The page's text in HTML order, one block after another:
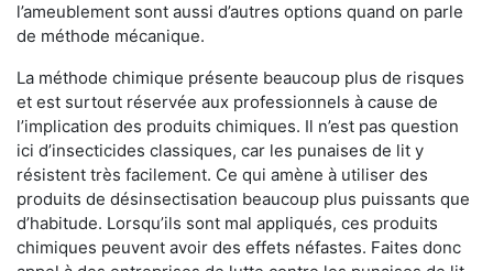
l’ameublement sont aussi d’autres options quand on parle
de méthode mécanique.
La méthode chimique présente beaucoup plus de risques
et est surtout réservée aux professionnels à cause de
l’implication des produits chimiques. Il n’est pas question
ici d’insecticides classiques, car les punaises de lit y
résistent très facilement. Ce qui amène à utiliser des
produits de désinsectisation beaucoup plus puissants que
d’habitude. Lorsqu’ils sont mal appliqués, ces produits
chimiques peuvent avoir des effets néfastes. Faites donc